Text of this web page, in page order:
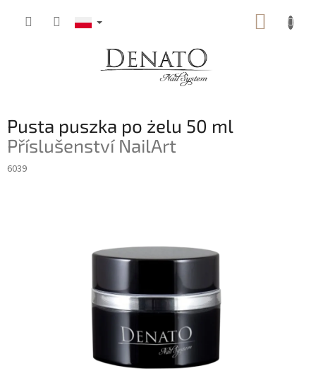
Pusta puszka po żelu 50 ml
Příslušenství NailArt
6039